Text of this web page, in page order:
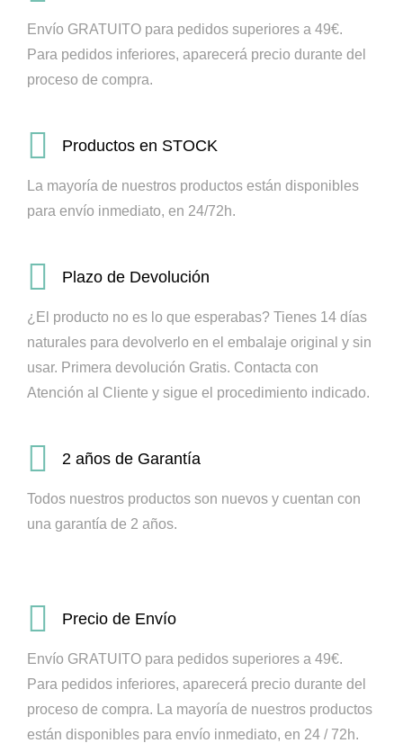
Envío GRATUITO para pedidos superiores a 49€.
Para pedidos inferiores, aparecerá precio durante del
proceso de compra.
Productos en STOCK
La mayoría de nuestros productos están disponibles
para envío inmediato, en 24/72h.
Plazo de Devolución
¿El producto no es lo que esperabas? Tienes 14 días
naturales para devolverlo en el embalaje original y sin
usar. Primera devolución Gratis. Contacta con
Atención al Cliente y sigue el procedimiento indicado.
2 años de Garantía
Todos nuestros productos son nuevos y cuentan con
una garantía de 2 años.
Precio de Envío
Envío GRATUITO para pedidos superiores a 49€.
Para pedidos inferiores, aparecerá precio durante del
proceso de compra. La mayoría de nuestros productos
están disponibles para envío inmediato, en 24 / 72h.